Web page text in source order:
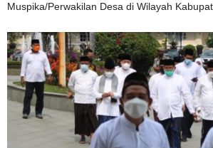
Muspika/Perwakilan Desa di Wilayah